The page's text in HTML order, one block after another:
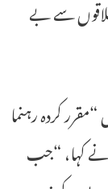
سے بے
کردہ رہنما
نے کہا، “جب